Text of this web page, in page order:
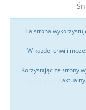
Copyright © 2017
Ta strona
W każdej chwili
Korzystając ze strony